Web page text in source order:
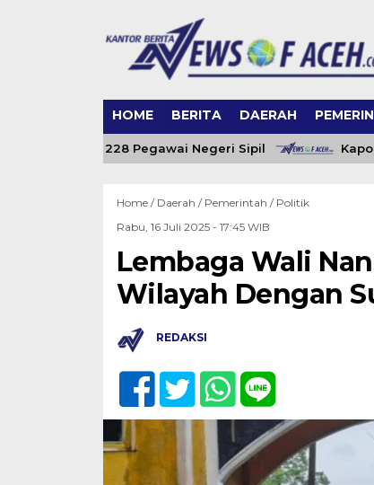
HOME BERITA DAERAH
Angkat 228 Pegawai Negeri Sipil Kapolda
Home / Daerah / Pemerintah / Politik
Rabu, 16 Juli 2025 - 17:45 WIB
Lembaga Wali
Wilayah Dengan
REDAKSI